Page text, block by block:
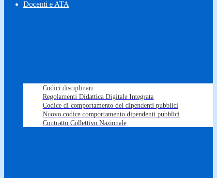
Docenti e ATA
Codici disciplinari
Regolamenti Didattica Digitale Integrata
Codice di comportamento dei dipendenti pubblici
Nuovo codice comportamento dipendenti pubblici
Contratto Collettivo Nazionale